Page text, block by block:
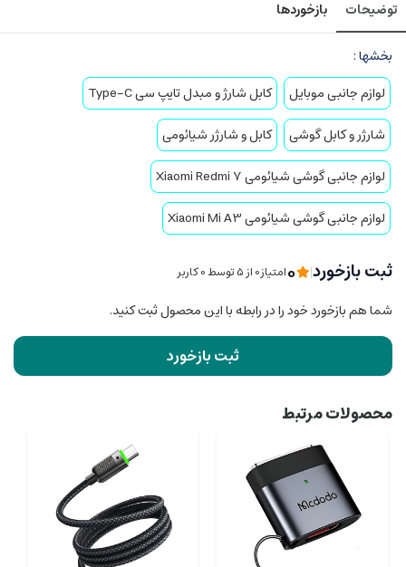
توضیحات بازخوردها
بخشها :
لوازم جانبی موبایل
کابل شارژ و مبدل تایپ سی Type-C
شارژر و کابل گوشی
کابل و شارژر شیائومی
لوازم جانبی گوشی شیائومی Xiaomi Redmi 7
لوازم جانبی گوشی شیائومی Xiaomi Mi A3
ثبت بازخورد|
0امتیاز0 از ۵ توسط 0 کاربر
شما هم بازخورد خود را در رابطه با این محصول ثبت کنید.
ثبت بازخورد
محصولات مرتبط